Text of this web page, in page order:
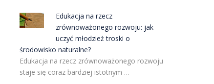
Edukacja na rzecz
zrównoważonego rozwoju: jak
uczyć młodzież troski o
środowisko naturalne?
Edukacja na rzecz zrównoważonego rozwoju
staje się coraz bardziej istotnym …